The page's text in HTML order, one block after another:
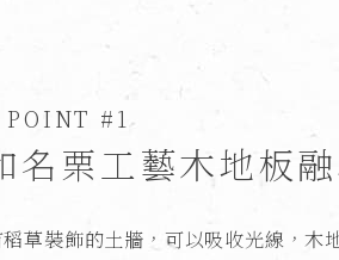
#1
名栗工藝木地板
草裝飾的土牆，可以吸收光線，木